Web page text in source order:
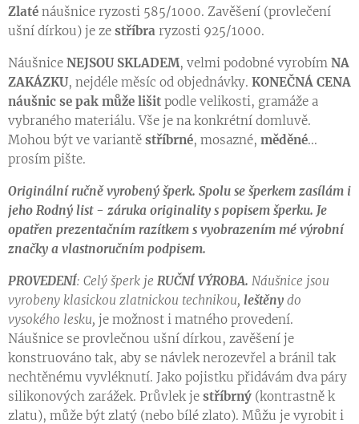
Zlaté náušnice ryzosti 585/1000. Zavěšení (provlečení
ušní dírkou) je ze stříbra ryzosti 925/1000.
Náušnice NEJSOU SKLADEM, velmi podobné vyrobím NA
ZAKÁZKU, nejdéle měsíc od objednávky. KONEČNÁ CENA
náušnic se pak může lišit podle velikosti, gramáže a
vybraného materiálu. Vše je na konkrétní domluvě.
Mohou být ve variantě stříbrné, mosazné, měděné...
prosím pište.
Originální ručně vyrobený šperk. Spolu se šperkem zasílám i
jeho Rodný list - záruka originality s popisem šperku. Je
opatřen prezentačním razítkem s vyobrazením mé výrobní
značky a vlastnoručním podpisem.
PROVEDENÍ: Celý šperk je RUČNÍ VÝROBA. Náušnice jsou
vyrobeny klasickou zlatnickou technikou, leštěny do
vysokého lesku, je možnost i matného provedení.
Náušnice se provlečnou ušní dírkou, zavěšení je
konstruováno tak, aby se návlek nerozevřel a bránil tak
nechtěnému vyvléknutí. Jako pojistku přidávám dva páry
silikonových zarážek. Průvlek je stříbrný (kontrastně k
zlatu), může být zlatý (nebo bílé zlato). Můžu je vyrobit i